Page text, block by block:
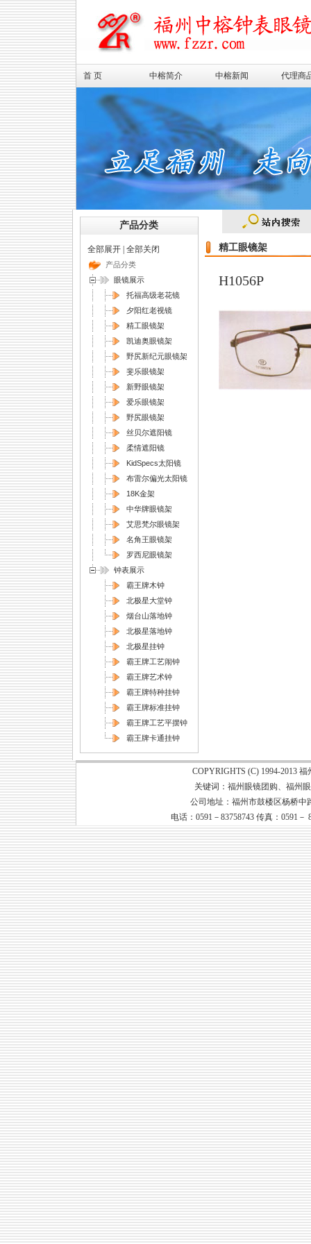
首 页 中榕简介 中榕新闻 代理商
产品分类
全部展开| 全部关闭
产品分类
眼镜展示
托福高级老花镜
夕阳红老视镜
精工眼镜架
凯迪奥眼镜架
野尻新纪元眼镜架
斐乐眼镜架
新野眼镜架
爱乐眼镜架
野尻眼镜架
丝贝尔遮阳镜
柔情遮阳镜
KidSpecs太阳镜
布雷尔偏光太阳镜
18K金架
中华牌眼镜架
艾思梵尔眼镜架
名角王眼镜架
罗西尼眼镜架
钟表展示
霸王牌木钟
北极星大堂钟
烟台山落地钟
北极星落地钟
北极星挂钟
霸王牌工艺闹钟
霸王牌艺术钟
霸王牌特种挂钟
霸王牌标准挂钟
霸王牌工艺平摆钟
霸王牌卡通挂钟
精工眼镜架
H1056P
COPYRIGHTS (C) 1994-2013
关键词： 福州眼镜团购、 福州
公司地址：福州市鼓楼区杨桥中
电话：0591－83758743 传真：0591－